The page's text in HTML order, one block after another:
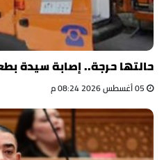
حالتها حرجة.. إصابة سيدة